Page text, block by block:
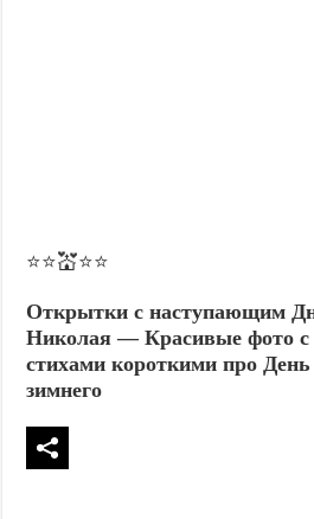
⭐⭐💒⭐⭐
Открытки с наступающим
Николая — Красивые фото с
стихами короткими про
зимнего